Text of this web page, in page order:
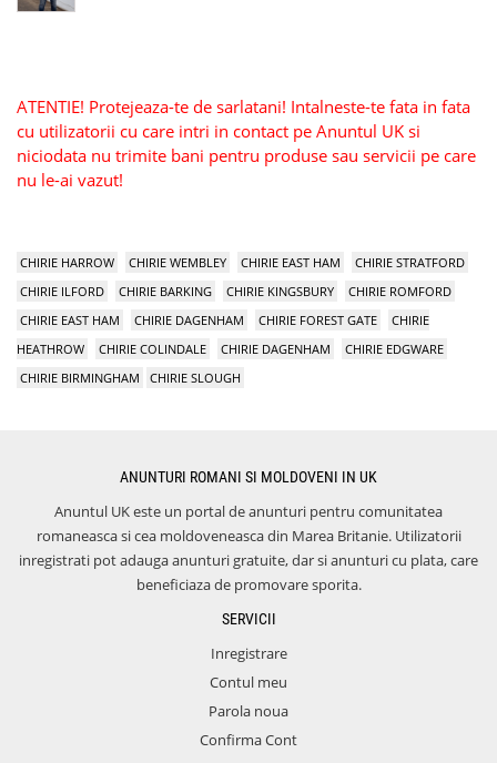
ATENTIE! Protejeaza-te de sarlatani! Intalneste-te fata in fata
cu utilizatorii cu care intri in contact pe Anuntul UK si
niciodata nu trimite bani pentru produse sau servicii pe care
nu le-ai vazut!
CHIRIE HARROW CHIRIE WEMBLEY CHIRIE EAST HAM
CHIRIE STRATFORD
CHIRIE ILFORD
CHIRIE BARKING CHIRIE KINGSBURY
CHIRIE ROMFORD
CHIRIE EAST HAM
CHIRIE DAGENHAM CHIRIE FOREST GATE
CHIRIE
HEATHROW
CHIRIE COLINDALE CHIRIE DAGENHAM
CHIRIE EDGWARE
CHIRIE BIRMINGHAM
CHIRIE SLOUGH
ANUNTURI ROMANI SI MOLDOVENI IN UK
Anuntul UK este un portal de anunturi pentru comunitatea
romaneasca si cea moldoveneasca din Marea Britanie. Utilizatorii
inregistrati pot adauga anunturi gratuite, dar si anunturi cu plata, care
beneficiaza de promovare sporita.
SERVICII
Inregistrare
Contul meu
Parola noua
Confirma Cont